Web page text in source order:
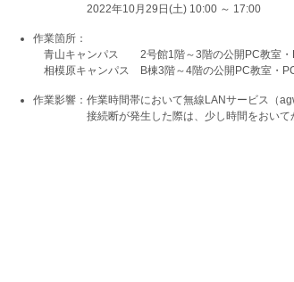
2022年10月29日(土) 10:00 ～ 17:00
作業箇所：
青山キャンパス 2号館1階～3階の公開PC教室・
相模原キャンパス B棟3階～4階の公開PC教室・
作業影響：作業時間帯において無線LANサービス（
接続断が発生した際は、少し時間をおいてから